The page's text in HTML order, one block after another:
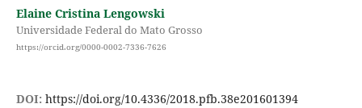
Elaine Cristina Lengowski
Universidade Federal do Mato Grosso
https://orcid.org/0000-0002-7336-7626
DOI: https://doi.org/10.4336/2018.pfb.38e201601394